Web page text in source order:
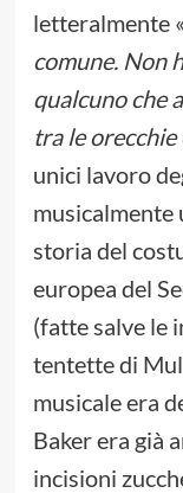
letteralmente «
comune. Non
qualcuno che
tra le orecchie
unici lavoro
musicalmente
storia del
europea del
(fatte salve le
tentette di
musicale era
Baker era già
incisioni